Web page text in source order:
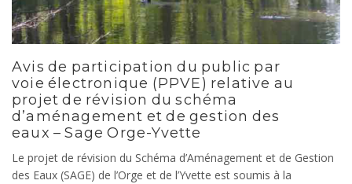
Avis de participation du public par
voie électronique (PPVE) relative au
projet de révision du schéma
d’aménagement et de gestion des
eaux – Sage Orge-Yvette
Le projet de révision du Schéma d’Aménagement et de Gestion
des Eaux (SAGE) de l’Orge et de l’Yvette est soumis à la